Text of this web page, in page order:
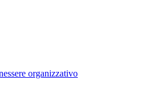
organizzativo